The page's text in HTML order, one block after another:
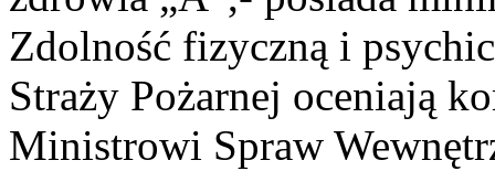
Zdolność fizyczną i
Straży Pożarnej oceniają
Ministrowi Spraw